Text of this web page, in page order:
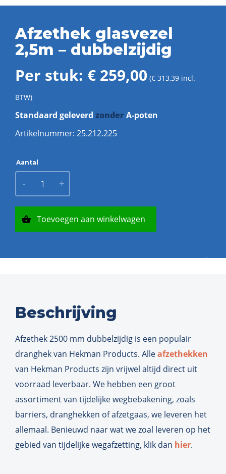
Afzethek glasvezel
2,5m – dubbelzijdig
Per stuk: € 259,00 (€ 313,39 incl.
BTW)
Standaard geleverd zonder A-poten
-
Afzethek
glasvezel
aantal
+
Toevoegen aan winkelwagen
Artikelnummer: 25.212.225
Beschrijving
Afzethek 2500 mm dubbelzijdig is een populair
dranghek van Hekman Products. Alleafzethekken
van Hekman Products zijn vrijwel altijd direct uit
voorraad leverbaar. We hebben een groot
assortiment van tijdelijke wegbebakening, zoals
barriers, dranghekken of afzetgaas, we leveren het
allemaal. Benieuwd naar wat we zoal leveren op het
gebied van tijdelijke wegafzetting, klik dan hier.